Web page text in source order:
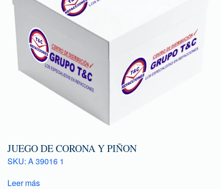
JUEGO DE CORONA Y PIÑON
SKU: A 39016 1
Leer más